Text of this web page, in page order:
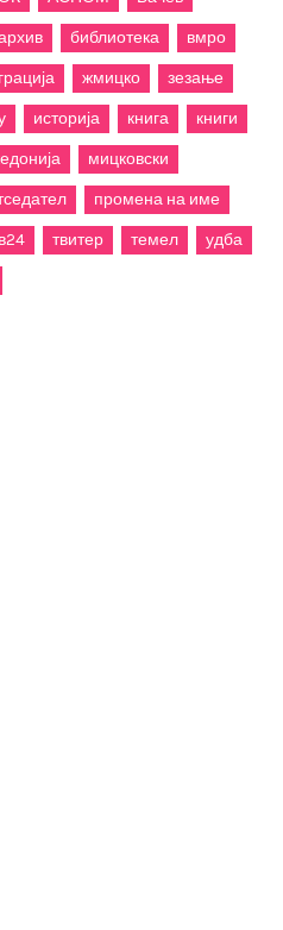
библиотека
вмро
жмицко
зезање
историја книга
книги
мицковски
промена на име
твитер темел
удба